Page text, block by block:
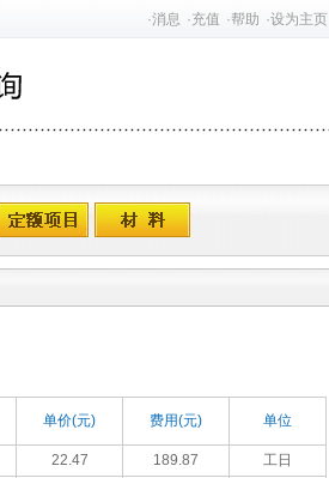
·消息 ·充值 ·帮助 ·设为主页
单价(元) 费用(元) 单位
22.47 189.87 工日